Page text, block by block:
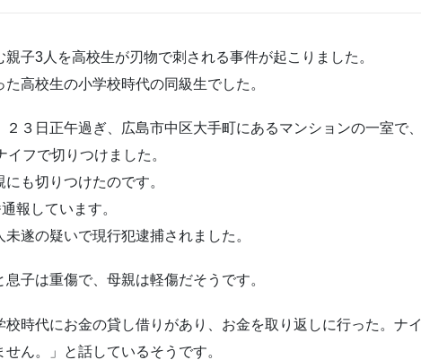
子3人を高校生が刃物で刺される事件が起こりました。
高校生の小学校時代の同級生でした。
３日正午過ぎ、広島市中区大手町にあるマンションの一室で、
フで切りつけました。
も切りつけたのです。
報しています。
遂の疑いで現行犯逮捕されました。
子は重傷で、母親は軽傷だそうです。
時代にお金の貸し借りがあり、お金を取り返しに行った。ナイ
ん。」と話しているそうです。